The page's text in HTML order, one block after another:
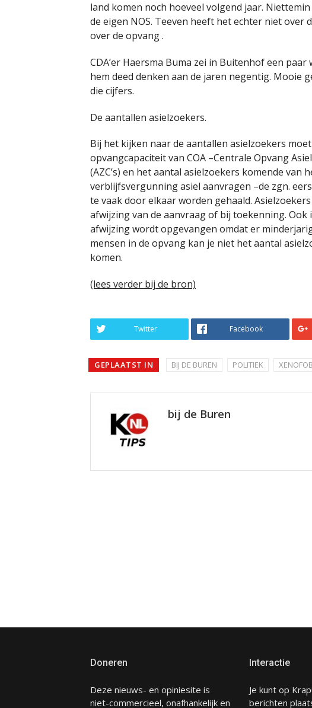
land komen noch hoeveel volgend jaar.
de eigen NOS. Teeven heeft het echter niet over
over de opvang .
CDA’er Haersma Buma zei in Buitenhof een
hem deed denken aan de jaren negentig. Mooie
die cijfers.
De aantallen asielzoekers.
Bij het kijken naar de aantallen asielzoekers
opvangcapaciteit van COA –Centrale Opvang
(AZC’s) en het aantal asielzoekers komende van
verblijfsvergunning asiel aanvragen –de zgn.
te vaak door elkaar worden gehaald.
afwijzing van de aanvraag of bij toekenning. Ook
afwijzing wordt opgevangen omdat er
mensen in de opvang kan je niet het aantal
komen.
(lees verder bij de bron)
Twitter Facebook
GEPLAATST IN BIJ DE BUREN POLITIEK
bij de Buren
Doneren
Deze nieuws- en opiniesite is
niet-commercieel, onafhankelijk en
Interactie
Je kunt op
berichten